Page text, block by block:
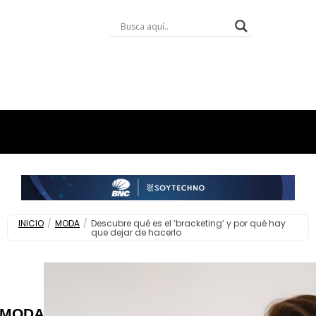
INICIO / MODA / Descubre qué es el ‘bracketing’ y por qué hay
que dejar de hacerlo